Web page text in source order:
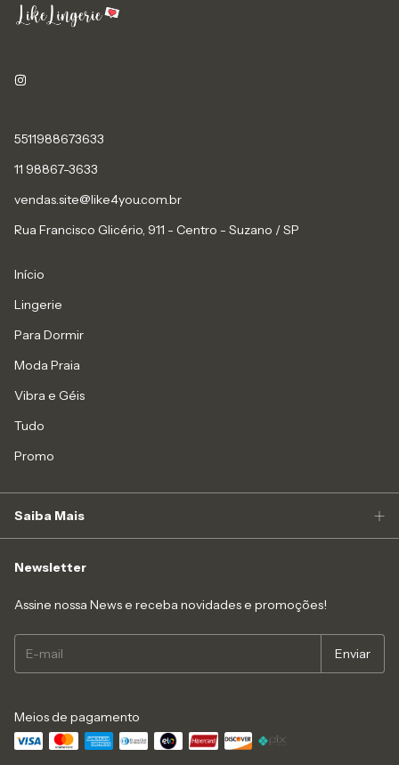
5511988673633
11 98867-3633
vendas.site@like4you.com.br
Rua Francisco Glicério, 911 - Centro - Suzano / SP
Início
Lingerie
Para Dormir
Moda Praia
Vibra e Géis
Tudo
Promo
Saiba Mais
Newsletter
Assine nossa News e receba novidades e promoções!
Meios de pagamento